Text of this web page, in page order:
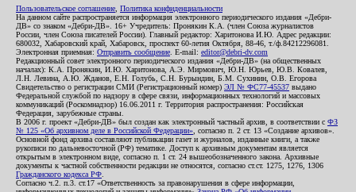
Пользовательское соглашение Политика конфиденциальности
На данном сайте распространяется информация электронного периодического издания «Дебри-
ДВ» со знаком «Дебри-ДВ». 16+ Учредитель: Пронякин К.А. (член Союза журналистов
России, член Союза писателей России). Главный редактор: Харитонова И.Ю. Адрес редакции:
680032, Хабаровский край, Хабаровск, проспект 60-летия Октября, 88-46, т./ф.84212296081.
Электронная приемная: Отправить сообщение . E-mail: editor@debri-dv.com
Редакционный совет электронного периодического издания «Дебри-ДВ» (на общественных
началах): К.А. Пронякин, И.Ю. Харитонова, А.Э. Мирмович, Ю.Н. Юрьев, Ю.В. Ковалев,
Л.Н. Левина, А.Ю. Жданов, Е.Н. Голубь, С.Н. Бурындин, Б.М. Сухинин, О.В. Егорова
Свидетельство о регистрации СМИ (Регистрационный номер) ЭЛ № ФС77-45537 выдано
Федеральной службой по надзору в сфере связи, информационных технологий и массовых
коммуникаций (Роскомнадзор) 16.06.2011 г. Территория распространения: Российская
Федерация, зарубежные страны.
В 2006 г. проект «Дебри-ДВ» был создан как электронный частный архив, в соответствии с ФЗ
№ 125 «Об архивном деле в Российской Федерации» , согласно п. 2 ст. 13 «Создание архивов».
Основной фонд архива составляют публикации газет и журналов, изданные книги, а также
рукописи по дальневосточной (РФ) тематике. Доступ к архивным документам является
открытым в электронном виде, согласно п. 1 ст. 24 вышеобозначенного закона. Архивные
документы к частной собственности редакции не относятся, согласно ст.ст. 1275, 1276, 1306
Гражданского кодекса РФ
Согласно ч.2. п.3. ст.17 «Ответственность за правонарушения в сфере информации,